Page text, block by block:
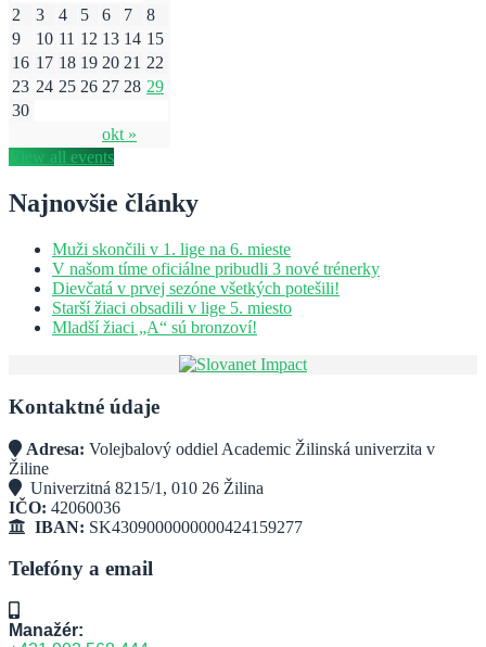
okt »
2
3 4 5 6 7
8
9
10 11 12 13 14 15
16 17 18 19 20 21 22
23 24 25 26 27 28 29
30
View all events
Najnovšie články
Muži skončili v 1. lige na 6. mieste
V našom tíme oficiálne pribudli 3 nové trénerky
Dievčatá v prvej sezóne všetkých potešili!
Starší žiaci obsadili v lige 5. miesto
Mladší žiaci „A“ sú bronzoví!
Kontaktné údaje
Adresa: Volejbalový oddiel Academic Žilinská univerzita v
Žiline
Univerzitná 8215/1, 010 26 Žilina
IČO: 42060036
IBAN: SK4309000000000424159277
Telefóny a email
Manažér: